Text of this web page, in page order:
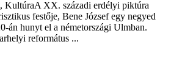
KultúraA XX. századi erdélyi piktúra
festője, Bene József egy negyed
án hunyt el a németországi Ulmban.
református ...